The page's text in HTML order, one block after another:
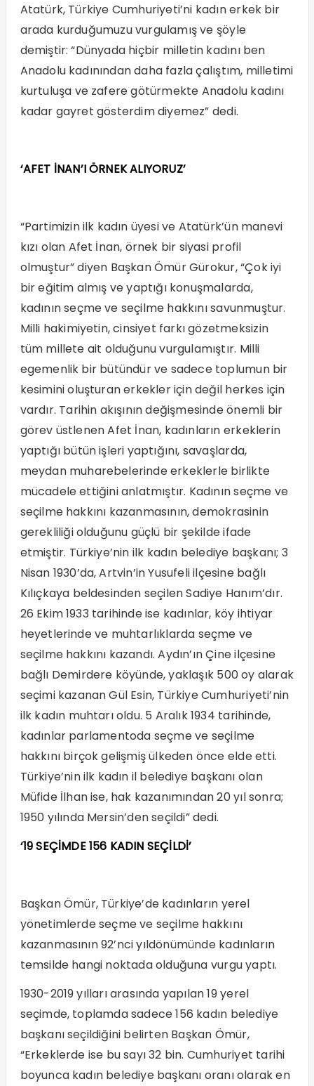
Atatürk, Türkiye Cumhuriyeti’ni kadın erkek bir
arada kurduğumuzu vurgulamış ve şöyle
demiştir: “Dünyada hiçbir milletin kadını ben
Anadolu kadınından daha fazla çalıştım, milletimi
kurtuluşa ve zafere götürmekte Anadolu kadını
kadar gayret gösterdim diyemez” dedi.
‘AFET İNAN’I ÖRNEK ALIYORUZ’
“Partimizin ilk kadın üyesi ve Atatürk’ün manevi
kızı olan Afet İnan, örnek bir siyasi profil
olmuştur” diyen Başkan Ömür Gürokur, “Çok iyi
bir eğitim almış ve yaptığı konuşmalarda,
kadının seçme ve seçilme hakkını savunmuştur.
Milli hakimiyetin, cinsiyet farkı gözetmeksizin
tüm millete ait olduğunu vurgulamıştır. Milli
egemenlik bir bütündür ve sadece toplumun bir
kesimini oluşturan erkekler için değil herkes için
vardır. Tarihin akışının değişmesinde önemli bir
görev üstlenen Afet İnan, kadınların erkeklerin
yaptığı bütün işleri yaptığını, savaşlarda,
meydan muharebelerinde erkeklerle birlikte
mücadele ettiğini anlatmıştır. Kadının seçme ve
seçilme hakkını kazanmasının, demokrasinin
gerekliliği olduğunu güçlü bir şekilde ifade
etmiştir. Türkiye’nin ilk kadın belediye başkanı; 3
Nisan 1930’da, Artvin’in Yusufeli ilçesine bağlı
Kılıçkaya beldesinden seçilen Sadiye Hanım’dır.
26 Ekim 1933 tarihinde ise kadınlar, köy ihtiyar
heyetlerinde ve muhtarlıklarda seçme ve
seçilme hakkını kazandı. Aydın’ın Çine ilçesine
bağlı Demirdere köyünde, yaklaşık 500 oy alarak
seçimi kazanan Gül Esin, Türkiye Cumhuriyeti’nin
ilk kadın muhtarı oldu. 5 Aralık 1934 tarihinde,
kadınlar parlamentoda seçme ve seçilme
hakkını birçok gelişmiş ülkeden önce elde etti.
Türkiye’nin ilk kadın il belediye başkanı olan
Müfide İlhan ise, hak kazanımından 20 yıl sonra;
1950 yılında Mersin’den seçildi” dedi.
‘19 SEÇİMDE 156 KADIN SEÇİLDİ’
Başkan Ömür, Türkiye’de kadınların yerel
yönetimlerde seçme ve seçilme hakkını
kazanmasının 92’nci yıldönümünde kadınların
temsilde hangi noktada olduğuna vurgu yaptı.
1930-2019 yılları arasında yapılan 19 yerel
seçimde, toplamda sadece 156 kadın belediye
başkanı seçildiğini belirten Başkan Ömür,
“Erkeklerde ise bu sayı 32 bin. Cumhuriyet tarihi
boyunca kadın belediye başkanı oranı olarak en